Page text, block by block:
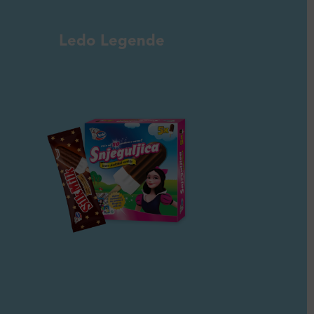
Ledo Legende